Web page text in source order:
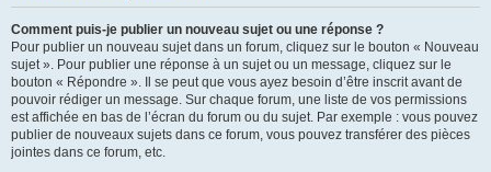
Comment puis-je publier un nouveau sujet ou une réponse ?
Pour publier un nouveau sujet dans un forum, cliquez sur le bouton « Nouveau
sujet ». Pour publier une réponse à un sujet ou un message, cliquez sur le
bouton « Répondre ». Il se peut que vous ayez besoin d’être inscrit avant de
pouvoir rédiger un message. Sur chaque forum, une liste de vos permissions
est affichée en bas de l’écran du forum ou du sujet. Par exemple : vous pouvez
publier de nouveaux sujets dans ce forum, vous pouvez transférer des pièces
jointes dans ce forum, etc.